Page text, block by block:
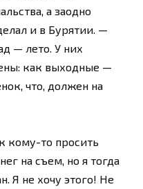
а заодно
и в Бурятии. —
— лето. У них
как выходные —
что, должен на
кому-то просить
на съем, но я тогда
Я не хочу этого! Не